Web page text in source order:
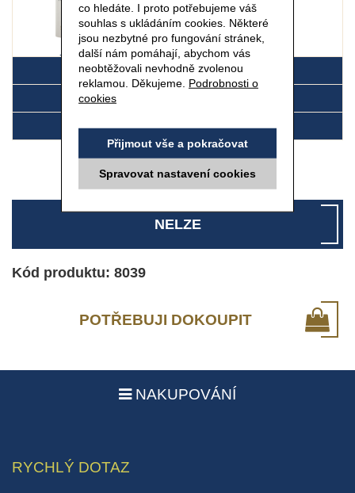
75 ml
DETAIL
POUŽITÍ
Kód produktu: 8039
POTŘEBUJI DOKOUPIT
NELZE
NAKUPOVÁNÍ
RYCHLÝ DOTAZ
co hledáte. I proto potřebujeme váš
souhlas s ukládáním cookies. Některé
jsou nezbytné pro fungování stránek,
další nám pomáhají, abychom vás
neobtěžovali nevhodně zvolenou
reklamou. Děkujeme. Podrobnosti o
cookies
Spravovat nastavení cookies
Přijmout vše a pokračovat